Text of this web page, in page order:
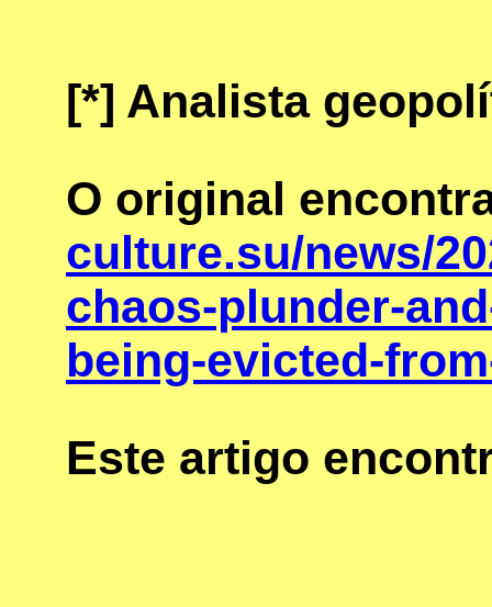
[*] Analista
O original
culture.su/news/
chaos-plunder-
being-evicted-
Este artigo